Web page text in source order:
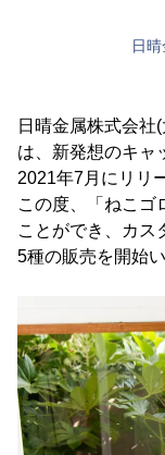
日
日晴金属株式会社
は、新発想のキャ
2021年7月にリリ
この度、「ねこゴ
ことができ、カス
5種の販売を開始い